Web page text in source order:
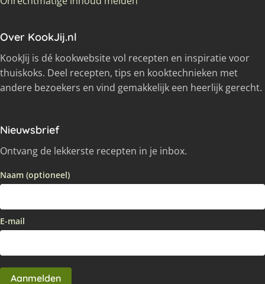
Over KookJij.nl
KookJij is dé kookwebsite vol recepten en inspiratie voor
thuiskoks. Deel recepten, tips en kooktechnieken met
andere bezoekers en vind gemakkelijk een heerlijk gerecht.
Nieuwsbrief
Ontvang de lekkerste recepten in je inbox.
Naam (optioneel)
E-mail
Aanmelden